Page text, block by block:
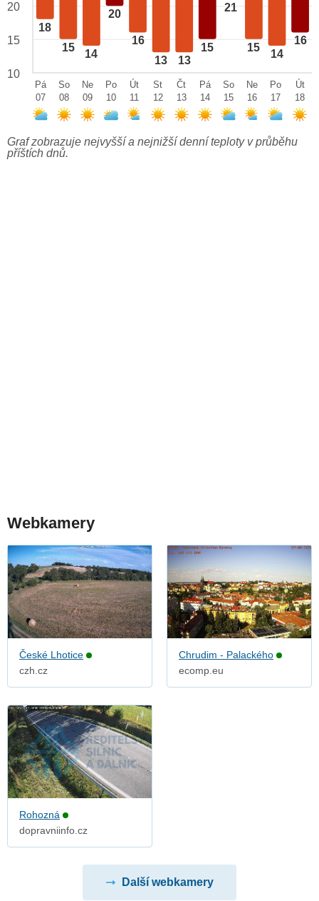
18
15
14
20
16
13 13
15
21
15
14
16
20
15
10
Pá
07
So
08
Ne
09
Po
10
Út
11
St
12
Čt
13
Pá
14
So
15
Ne
16
Po
17
Út
18
Graf zobrazuje nejvyšší a nejnižší denní teploty v průběhu
příštích dnů.
Webkamery
České Lhotice
czh.cz
Chrudim - Palackého
ecomp.eu
Rohozná
dopravniinfo.cz
Další webkamery